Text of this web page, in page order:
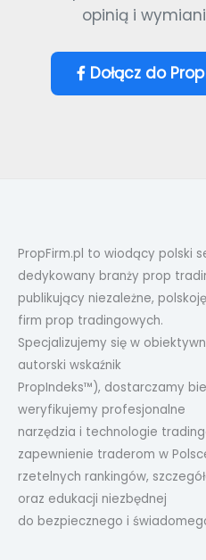
opinią i
Dołącz do
PropFirm.pl to wiodący polski
dedykowany branży prop
publikujący niezależne,
firm prop tradingowych.
Specjalizujemy się w
autorski wskaźnik
PropIndeks™), dostarczamy
weryfikujemy profesjonalne
narzędzia i technologie
zapewnienie traderom w
rzetelnych rankingów,
oraz edukacji niezbędnej
do bezpiecznego i